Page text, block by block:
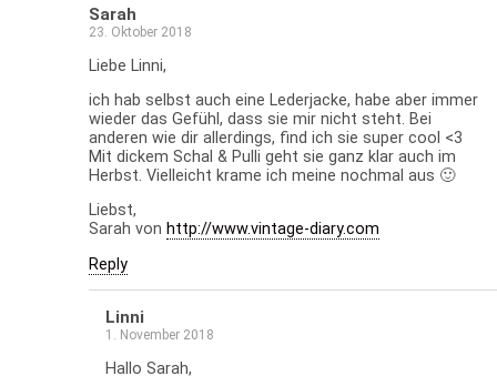
Sarah
23. Oktober 2018
Liebe Linni,
ich hab selbst auch eine Lederjacke, habe aber immer
wieder das Gefühl, dass sie mir nicht steht. Bei
anderen wie dir allerdings, find ich sie super cool <3
Mit dickem Schal & Pulli geht sie ganz klar auch im
Herbst. Vielleicht krame ich meine nochmal aus 🙂
Liebst,
Sarah von http://www.vintage-diary.com
Reply
Linni
1. November 2018
Hallo Sarah,